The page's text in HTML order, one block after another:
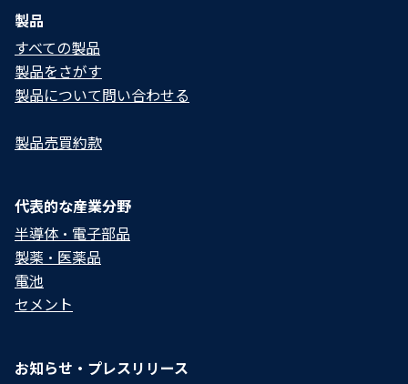
製品
すべての製品
製品をさがす
製品について問い合わせる​
製品売買約款
代表的な産業分野
半導体・電子部品
製薬・医薬品
電池
セメント
お知らせ・プレスリリース